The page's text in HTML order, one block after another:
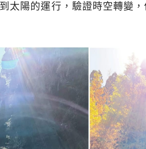
太陽的運行，驗證時空轉變